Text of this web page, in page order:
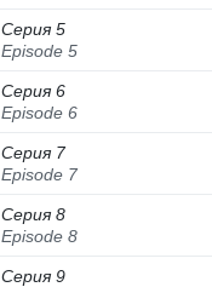
Серия 5
Episode 5
Серия 6
Episode 6
Серия 7
Episode 7
Серия 8
Episode 8
Серия 9